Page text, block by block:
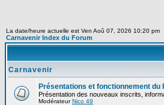
La date/heure actuelle est Ven Aoû 07, 2026 10:20 pm
Carnavenir Index du Forum
Carnavenir
Présentations et fonctionnement du
Présentation des nouveaux inscrits,
ModérateurNico 49